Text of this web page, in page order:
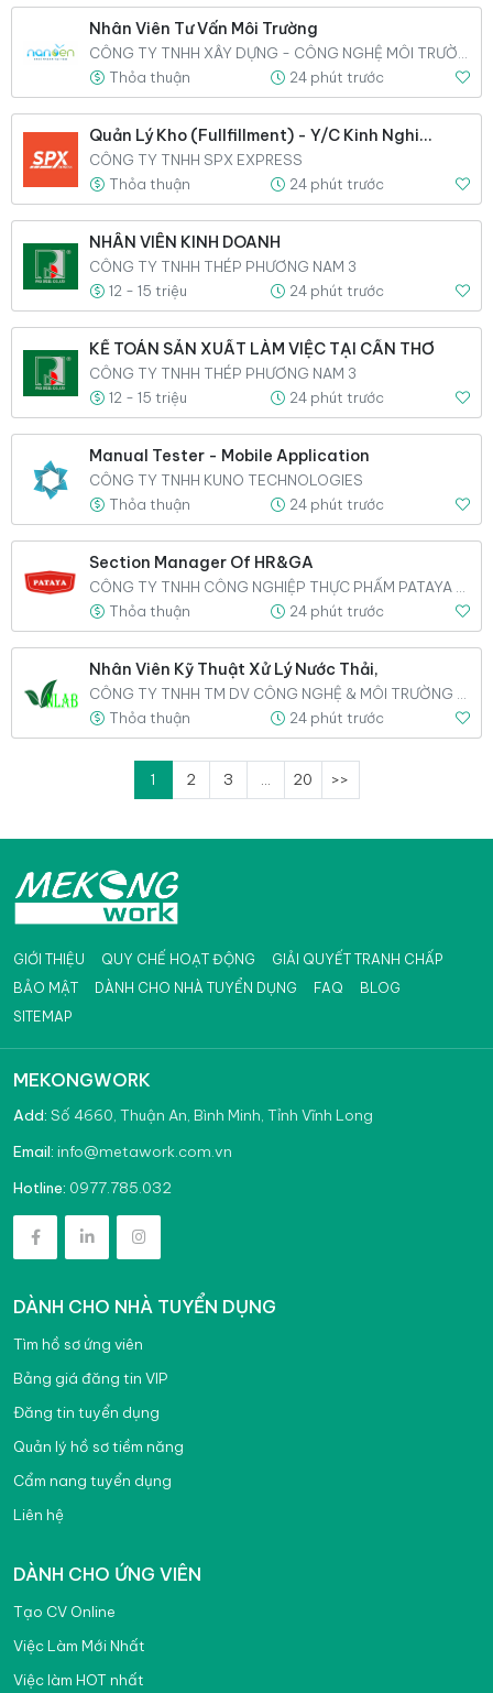
Nhân Viên Tư Vấn Môi Trường
CÔNG TY TNHH XÂY DỰNG - CÔNG NGHỆ MÔI TRƯỜNG NANO
Thỏa thuận
24 phút trước
Quản Lý Kho (Fullfillment) - Y/c Kinh Nghiệm,
CÔNG TY TNHH SPX EXPRESS
Thỏa thuận
24 phút trước
NHÂN VIÊN KINH DOANH
CÔNG TY TNHH THÉP PHƯƠNG NAM 3
12 - 15 triệu
24 phút trước
KẾ TOÁN SẢN XUẤT LÀM VIỆC TẠI CẦN THƠ
CÔNG TY TNHH THÉP PHƯƠNG NAM 3
12 - 15 triệu
24 phút trước
Manual Tester - Mobile Application
CÔNG TY TNHH KUNO TECHNOLOGIES
Thỏa thuận
24 phút trước
Section Manager Of HR&GA
CÔNG TY TNHH CÔNG NGHIỆP THỰC PHẨM PATAYA (VIỆT NAM)
Thỏa thuận
24 phút trước
Nhân Viên Kỹ Thuật Xử Lý Nước Thải,
CÔNG TY TNHH TM DV CÔNG NGHỆ & MÔI TRƯỜNG VINALAB
Thỏa thuận
24 phút trước
1 2 3 ... 20 >>
GIỚI THIỆU QUY CHẾ HOẠT ĐỘNG
GIẢI QUYẾT TRANH CHẤP
BẢO MẬT
DÀNH CHO NHÀ TUYỂN DỤNG FAQ
BLOG
SITEMAP
MEKONGWORK
Add: Số 4660, Thuận An, Bình Minh, Tỉnh Vĩnh Long
Email: info@metawork.com.vn
Hotline: 0977.785.032
DÀNH CHO NHÀ TUYỂN DỤNG
Tìm hồ sơ ứng viên
Bảng giá đăng tin VIP
Đăng tin tuyển dụng
Quản lý hồ sơ tiềm năng
Cẩm nang tuyển dụng
Liên hệ
DÀNH CHO ỨNG VIÊN
Tạo CV Online
Việc Làm Mới Nhất
Việc làm HOT nhất